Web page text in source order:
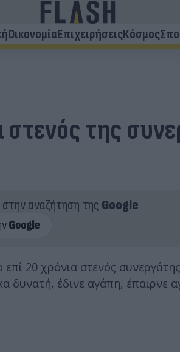
ΟικονομίαΕπιχειρήσειςΚόσμος
της
στην αναζήτηση της Google
20 χρόνια στενός
δυνατή, έδινε αγάπη, έπαιρνε